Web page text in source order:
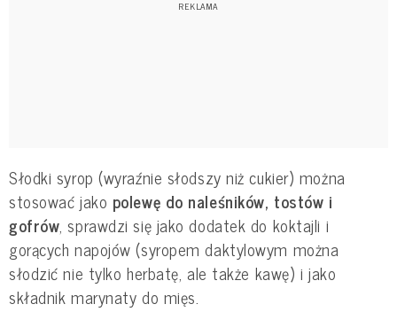
Słodki syrop (wyraźnie słodszy niż cukier) można
stosować jako polewę do naleśników, tostów i
gofrów, sprawdzi się jako dodatek do koktajli i
gorących napojów (syropem daktylowym można
słodzić nie tylko herbatę, ale także kawę) i jako
składnik marynaty do mięs.